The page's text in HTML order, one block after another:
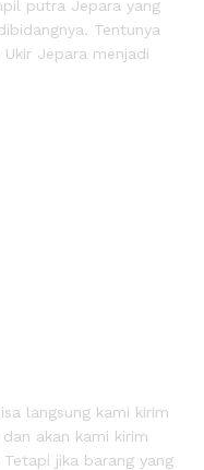
putra Jepara yang
Tentunya
Jepara menjadi
langsung kami kirim
akan kami kirim
jika barang yang